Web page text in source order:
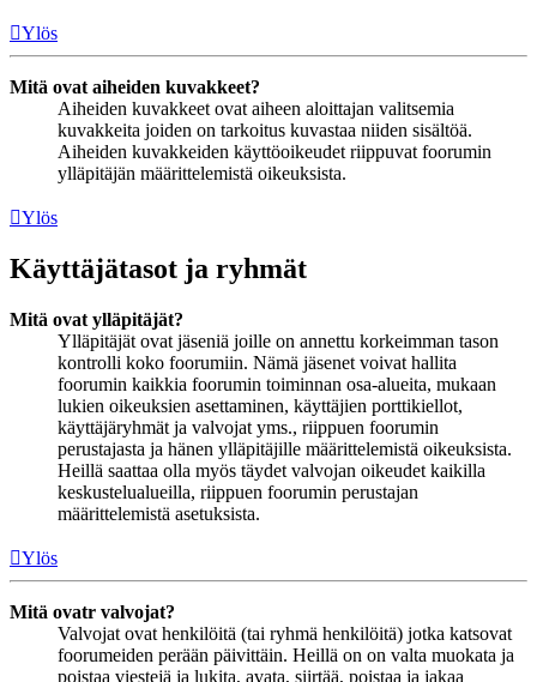
Ylös
Mitä ovat aiheiden kuvakkeet?
Aiheiden kuvakkeet ovat aiheen aloittajan valitsemia
kuvakkeita joiden on tarkoitus kuvastaa niiden sisältöä.
Aiheiden kuvakkeiden käyttöoikeudet riippuvat foorumin
ylläpitäjän määrittelemistä oikeuksista.
Ylös
Käyttäjätasot ja ryhmät
Mitä ovat ylläpitäjät?
Ylläpitäjät ovat jäseniä joille on annettu korkeimman tason
kontrolli koko foorumiin. Nämä jäsenet voivat hallita
foorumin kaikkia foorumin toiminnan osa-alueita, mukaan
lukien oikeuksien asettaminen, käyttäjien porttikiellot,
käyttäjäryhmät ja valvojat yms., riippuen foorumin
perustajasta ja hänen ylläpitäjille määrittelemistä oikeuksista.
Heillä saattaa olla myös täydet valvojan oikeudet kaikilla
keskustelualueilla, riippuen foorumin perustajan
määrittelemistä asetuksista.
Ylös
Mitä ovatr valvojat?
Valvojat ovat henkilöitä (tai ryhmä henkilöitä) jotka katsovat
foorumeiden perään päivittäin. Heillä on on valta muokata ja
poistaa viestejä ja lukita, avata, siirtää, poistaa ja jakaa